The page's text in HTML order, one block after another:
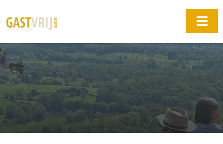
naar
inhoud
Home
Edities
Adverteren